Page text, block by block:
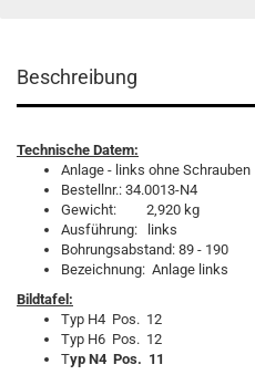
Beschreibung
Technische Datem:
Anlage - links ohne Schrauben
Bestellnr.: 34.0013-N4
Gewicht: 2,920 kg
Ausführung: links
Bohrungsabstand: 89 - 190
Bezeichnung: Anlage links
Bildtafel:
Typ H4 Pos. 12
Typ H6 Pos. 12
Typ N4 Pos. 11